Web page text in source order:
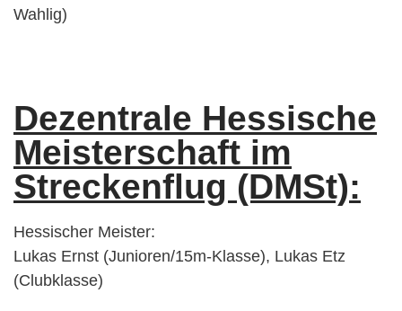
Wahlig)
Dezentrale Hessische
Meisterschaft im
Streckenflug (DMSt):
Hessischer Meister:
Lukas Ernst (Junioren/15m-Klasse), Lukas Etz
(Clubklasse)